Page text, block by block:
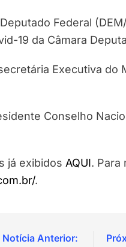
Federal
19 da Câmara
Executiva do
Conselho
já exibidos AQUI. Para
.